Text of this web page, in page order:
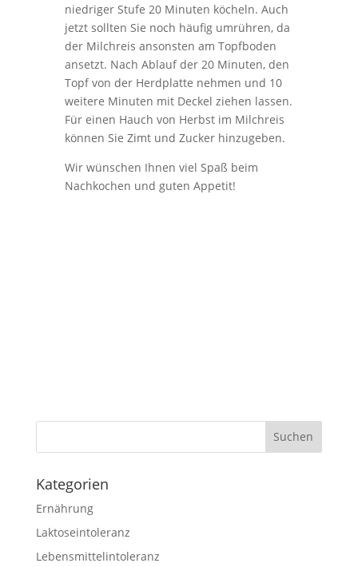
niedriger Stufe 20 Minuten köcheln. Auch
jetzt sollten Sie noch häufig umrühren, da
der Milchreis ansonsten am Topfboden
ansetzt. Nach Ablauf der 20 Minuten, den
Topf von der Herdplatte nehmen und 10
weitere Minuten mit Deckel ziehen lassen.
Für einen Hauch von Herbst im Milchreis
können Sie Zimt und Zucker hinzugeben.
Wir wünschen Ihnen viel Spaß beim
Nachkochen und guten Appetit!
Kategorien
Ernährung
Laktoseintoleranz
Lebensmittelintoleranz